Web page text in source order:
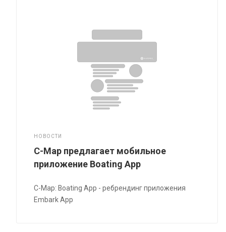
НОВОСТИ
C-Map предлагает мобильное
приложение Boating App
C-Map: Boating App - ребрендинг приложения
Embark App